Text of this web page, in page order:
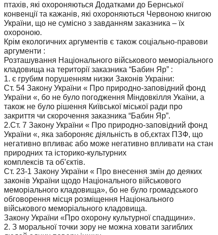
птахів, які охороняються Додатками до Бернської
конвенції та кажанів, які охороняються Червоною книгою
України, що не сумісно з завданням заказника – їх
охороною.
Крім екологичних аргументів є також соціально-правови
аргументи :
Розташування Національного військового меморіального
кладовища на території заказника “Бабин Яр” :
1. є грубим порушенням низки Законів Украіни:
Ст. 54 Закону України « Про природно-заповідний фонд
України «, бо не було погодження Міндовкілля Укаїни, а
також не було рішення Київської міської ради про
закриття чи скорочення заказника “Бабин Яр”.
2.Ст. 7 Закону України « Про природно-заповідний фонд
України «, яка забороняє діяльність в об,єктах ПЗФ, що
негативно впливає або може негативно впливати на стан
природних та історико-культурних
комплексів та об’єктів.
Ст. 23-1 Закону України « Про внесення змін до деяких
законів України щодо Національного військового
меморіального кладовища», бо не було громадського
обговорення місця розміщення Національного
військового меморіального кладовища.
Закону України «Про охорону культурної спадщини».
2. З моральної точки зору не можна ховати загиблих